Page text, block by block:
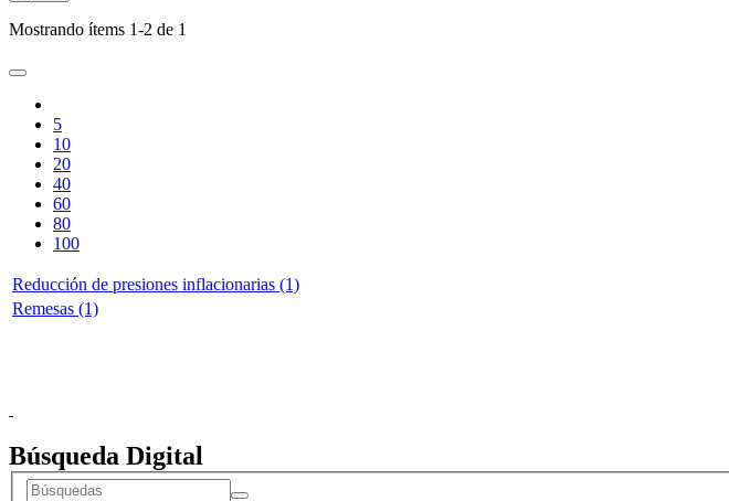
Mostrando ítems 1-2 de 1
5
10
20
40
60
80
100
Reducción de presiones inflacionarias (1)
Remesas (1)
Búsqueda Digital